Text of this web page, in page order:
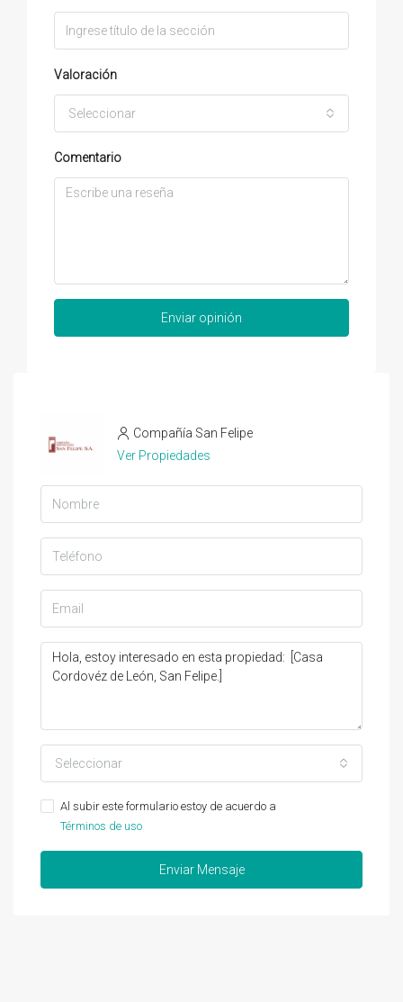
Valoración
Seleccionar
Comentario
Enviar opinión
Compañía San Felipe
Ver Propiedades
Seleccionar
Al subir este formulario estoy de acuerdo a
Términos de uso
Enviar Mensaje